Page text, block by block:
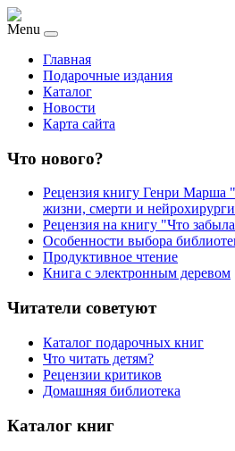
Menu
Главная
Подарочные издания
Каталог
Новости
Карта сайта
Что нового?
Рецензия книгу Генри Марша
жизни, смерти и
Рецензия на книгу "Что
Особенности выбора
Продуктивное чтение
Книга с электронным деревом
Читатели советуют
Каталог подарочных книг
Что читать детям?
Рецензии критиков
Домашняя библиотека
Каталог книг